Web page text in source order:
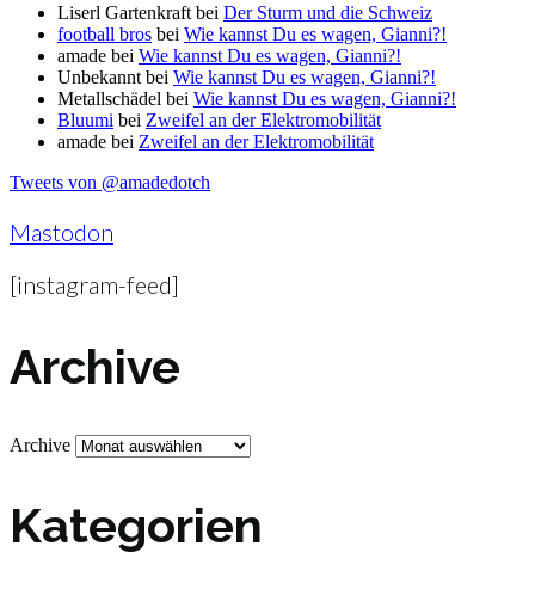
Liserl Gartenkraft bei Der Sturm und die Schweiz
football bros bei Wie kannst Du es wagen, Gianni?!
amade bei Wie kannst Du es wagen, Gianni?!
Unbekannt bei Wie kannst Du es wagen, Gianni?!
Metallschädel bei Wie kannst Du es wagen, Gianni?!
Bluumi bei Zweifel an der Elektromobilität
amade bei Zweifel an der Elektromobilität
Tweets von @amadedotch
Mastodon
[instagram-feed]
Archive
Archive
Kategorien